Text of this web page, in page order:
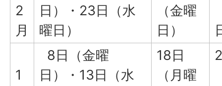
2
月
日）・23日（水
曜日）
（金曜
日）
1
8日（金曜
日）・13日（水
18日
（月曜